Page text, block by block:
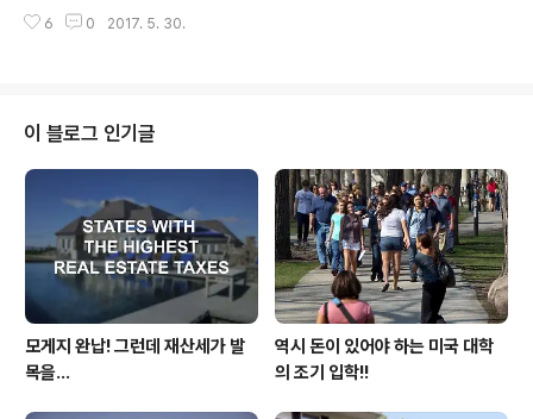
야 하는 것이 미국 이혼의 일반적인 모습입니다. 이혼은 죄
정치판은 보고 배워야 할 대목이 아닌가 생각을 합니다만
히 해외 정책에 있어서는 언론이 먼저 나서서 모닥불을 피
워 놓고 미국민들의 여론이 조성이 되면 미 행정부와 의회
가 하나로 뭉쳐 바로 실행을 하는데 근래 미국 주요 언론이
한반도의 긴박한 정세를 연일 보도를 하고 있는 것으로 봐
서는 트럼프가 일단 칼을 뽑았으니 호박이던 수박이던 자
르지 않을까 생각을 합니다. 물론 근래 미 ..
6 0 2017. 5. 30.
이 블로그 인기글
모게지 완납! 그런데 재산세가 발
목을...
역시 돈이 있어야 하는 미국 대학
의 조기 입학!!